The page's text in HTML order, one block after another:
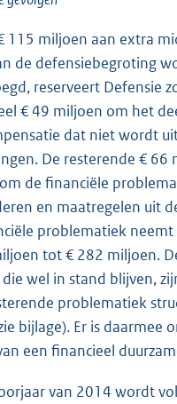
115 miljoen aan extra
de defensiebegroting
reserveert Defensie
€ 49 miljoen om het
dat niet wordt
De resterende €
de financiële
en maatregelen uit
problematiek
tot € 282 miljoen.
wel in stand blijven,
problematiek
bijlage). Er is daarmee
een financieel
van 2014 wordt